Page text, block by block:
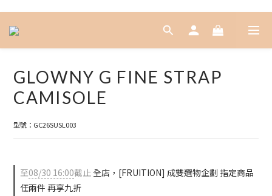
GLOWNY G FINE STRAP
CAMISOLE
型號：GC26SUSL003
至08/30 16:00截止全店，[FRUITION] 成雙選物企劃 指定商品
任兩件 再享九折